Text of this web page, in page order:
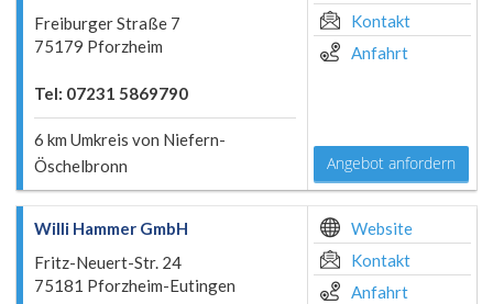
Freiburger Straße 7
75179 Pforzheim
Tel: 07231 5869790
6 km Umkreis von Niefern-
Öschelbronn
Kontakt
Anfahrt
Angebot anfordern
Willi Hammer GmbH
Fritz-Neuert-Str. 24
75181 Pforzheim-Eutingen
Website
Kontakt
Anfahrt